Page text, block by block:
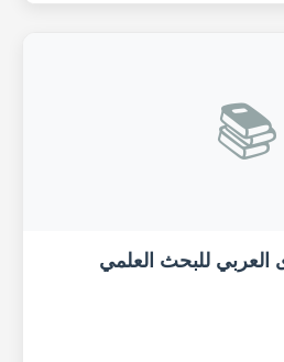
📚
العربي للبحث العلمي